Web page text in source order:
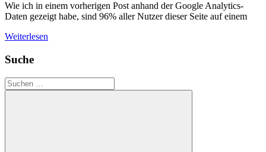
Wie ich in einem vorherigen Post anhand der Google Analytics-
Daten gezeigt habe, sind 96% aller Nutzer dieser Seite auf einem
Weiterlesen
Suche
Suchen
nach: